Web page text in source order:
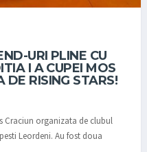
URI PLINE CU
I A CUPEI MOS
DE RISING STARS!
Craciun organizata de clubul
Leordeni. Au fost doua